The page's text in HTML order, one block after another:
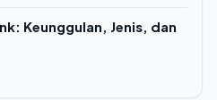
Keunggulan, Jenis, dan